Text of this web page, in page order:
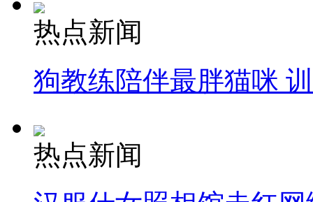
热点新闻
狗教练陪伴最胖猫咪
热点新闻